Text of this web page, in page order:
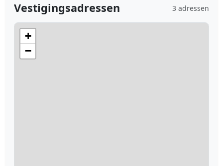
Vestigingsadressen 3 adressen
+
−